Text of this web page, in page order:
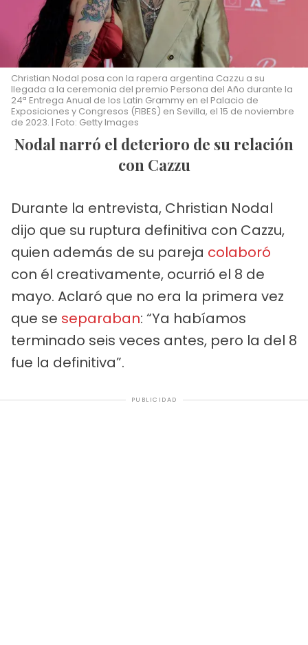
Christian Nodal posa con la rapera argentina Cazzu a su
llegada a la ceremonia del premio Persona del Año durante la
24ª Entrega Anual de los Latin Grammy en el Palacio de
Exposiciones y Congresos (FIBES) en Sevilla, el 15 de noviembre
de 2023. | Foto: Getty Images
Nodal narró el deterioro de su relación
con Cazzu
Durante la entrevista, Christian Nodal
dijo que su ruptura definitiva con Cazzu,
quien además de su pareja colaboró
con él creativamente, ocurrió el 8 de
mayo. Aclaró que no era la primera vez
que se separaban: “Ya habíamos
terminado seis veces antes, pero la del 8
fue la definitiva”.
PUBLICIDAD